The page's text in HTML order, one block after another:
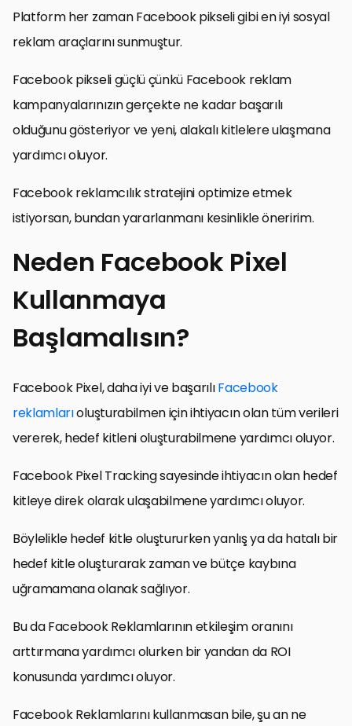
Platform her zaman Facebook pikseli gibi en iyi sosyal
reklam araçlarını sunmuştur.
Facebook pikseli güçlü çünkü Facebook reklam
kampanyalarınızın gerçekte ne kadar başarılı
olduğunu gösteriyor ve yeni, alakalı kitlelere ulaşmana
yardımcı oluyor.
Facebook reklamcılık stratejini optimize etmek
istiyorsan, bundan yararlanmanı kesinlikle öneririm.
Neden Facebook Pixel
Kullanmaya
Başlamalısın?
Facebook Pixel, daha iyi ve başarılıFacebook
reklamlarıoluşturabilmen için ihtiyacın olan tüm verileri
vererek, hedef kitleni oluşturabilmene yardımcı oluyor.
Facebook Pixel Tracking sayesinde ihtiyacın olan hedef
kitleye direk olarak ulaşabilmene yardımcı oluyor.
Böylelikle hedef kitle oluştururken yanlış ya da hatalı bir
hedef kitle oluşturarak zaman ve bütçe kaybına
uğramamana olanak sağlıyor.
Bu da Facebook Reklamlarının etkileşim oranını
arttırmana yardımcı olurken bir yandan da ROI
konusunda yardımcı oluyor.
Facebook Reklamlarını kullanmasan bile, şu an ne